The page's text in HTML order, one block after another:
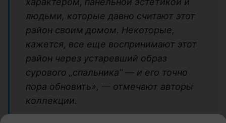
людьми, которые давно считают этот
район своим домом. Некоторые,
кажется, все еще воспринимают этот
район через устаревший образ
сурового „спальника" — и его точно
пора обновить», — отмечают авторы
коллекции.